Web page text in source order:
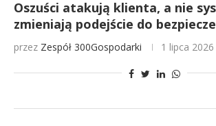
Oszuści atakują klienta, a nie
zmieniają podejście do
przez Zespół 300Gospodarki 1 lipca 2026